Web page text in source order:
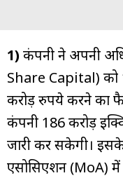
1) कंपनी ने अपनी
Share Capital) को
करोड़ रुपये करने का
कंपनी 186 करोड़
जारी कर सकेगी।
एसोसिएशन (MoA) में